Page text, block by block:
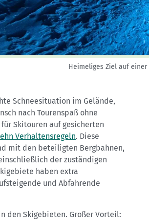
Wandern
Heimeliges Ziel auf einer
Schneesituation im Gelände,
nach Tourenspaß ohne
Skitouren auf gesicherten
Verhaltensregeln. Diese
mit den beteiligten Bergbahnen,
der zuständigen
haben extra
und Abfahrende
den Skigebieten. Großer Vorteil: